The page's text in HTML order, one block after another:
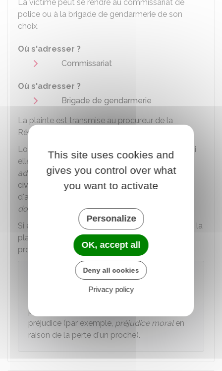
La victime peut se rendre au commissariat de
police ou à la brigade de gendarmerie de son
choix.
Où s'adresser ?
Commissariat
Où s'adresser ?
Brigade de gendarmerie
La plainte est transmise au procureur de la
République par la police ou la gendarmerie.
Lors du dépôt de plainte, la
victime directe(ou, si
elle est mineure, sesreprésentants légauxou un
administrateur ad hoc) peut seconstituer partie
civile
. Ainsi, elle est informée de l'état
d'avancement de l'affaire et peut obtenir des
dommages et intérêts.
Si elle ne s'est pas constituée partie civile lors de la
plainte, elle peut le faire tout au long de la
procédure, jusqu'au jour de l'audience.
d'une victimed'homicide
partie civile s'ils ont eux-mêmes subi un
préjudice (par exemple, préjudice moralen
raison de la perte d'un proche).
This site uses cookies and
gives you control over what
you want to activate
Personalize
OK, accept all
Deny all cookies
Privacy policy